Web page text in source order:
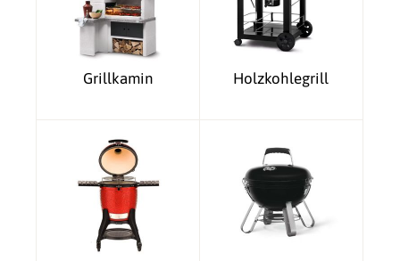
Grillkamin Holzkohlegrill